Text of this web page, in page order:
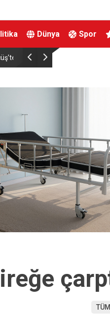
Dünya Spor
Tekirdağ’da Mahsun